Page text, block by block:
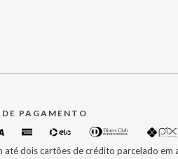
PAGAMENTO
até dois cartões de crédito parcelado em